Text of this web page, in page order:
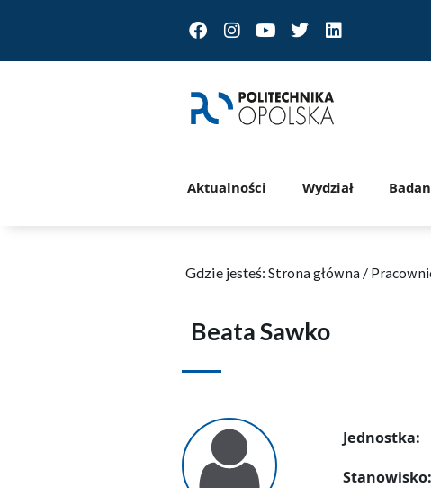
FacebookInstagram
Youtube
TwitterLinkedin
Aktualności Wydział
Gdzie jesteś: Strona główna /
Beata Sawko
Jednostka:
Stanowisko: